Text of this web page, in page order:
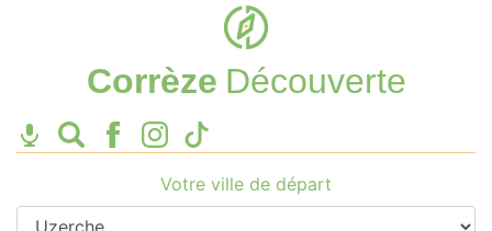
Corrèze Découverte
Votre ville de départ